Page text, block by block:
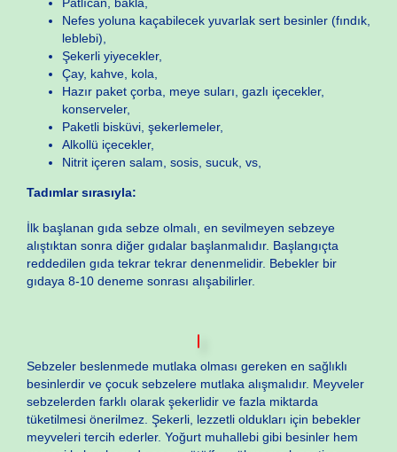
Nefes yoluna kaçabilecek yuvarlak sert besinler (fındık,
leblebi),
Şekerli yiyecekler,
Çay, kahve, kola,
Hazır paket çorba, meye suları, gazlı içecekler,
konserveler,
Paketli bisküvi, şekerlemeler,
Alkollü içecekler,
Nitrit içeren salam, sosis, sucuk, vs,
Tadımlar sırasıyla:
İlk başlanan gıda sebze olmalı, en sevilmeyen sebzeye
alıştıktan sonra diğer gıdalar başlanmalıdır. Başlangıçta
reddedilen gıda tekrar tekrar denenmelidir. Bebekler bir
gıdaya 8-10 deneme sonrası alışabilirler.
Sebzeler beslenmede mutlaka olması gereken en sağlıklı
besinlerdir ve çocuk sebzelere mutlaka alışmalıdır. Meyveler
sebzelerden farklı olarak şekerlidir ve fazla miktarda
tüketilmesi önerilmez. Şekerli, lezzetli oldukları için bebekler
meyveleri tercih ederler. Yoğurt muhallebi gibi besinler hem